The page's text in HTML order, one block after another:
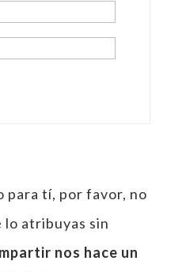
para tí, por favor, no
lo atribuyas sin
nos hace un